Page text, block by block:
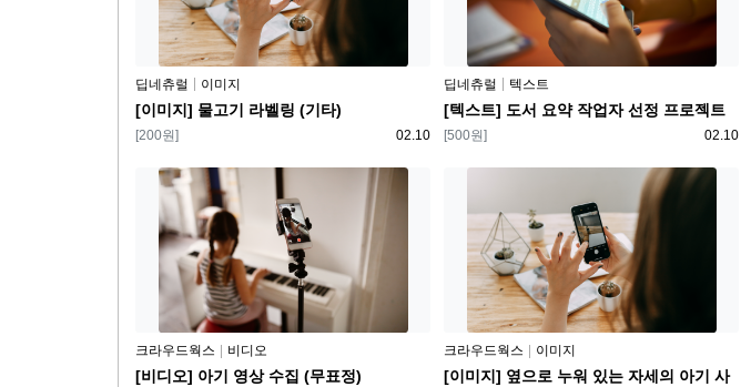
플랫폼
딥네츄럴 이미지
[이미지] 물고기 라벨링 (기타)
등록일
02.10
보상
[200원]
플랫폼
딥네츄럴 텍스트
[텍스트] 도서 요약 작업자 선정 프로젝트
등록일
02.10
보상
[500원]
플랫폼
크라우드웍스 비디오
[비디오] 아기 영상 수집 (무표정)
플랫폼
크라우드웍스 이미지
[이미지] 옆으로 누워 있는 자세의 아기 사